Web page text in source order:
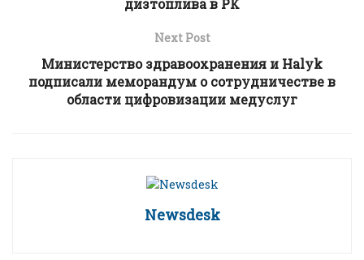
дизтоплива в РК
Next Post
Министерство здравоохранения и Halyk
подписали меморандум о сотрудничестве в
области цифровизации медуслуг
Newsdesk